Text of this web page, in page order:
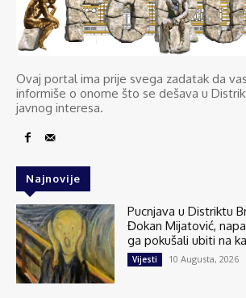
Ovaj portal ima prije svega zadatak da
informiše o onome što se dešava u
javnog interesa.
Najnovije
Pucnjava u Distriktu
Đokan Mijatović,
ga pokušali ubiti na
Vijesti 10 Augusta, 2026